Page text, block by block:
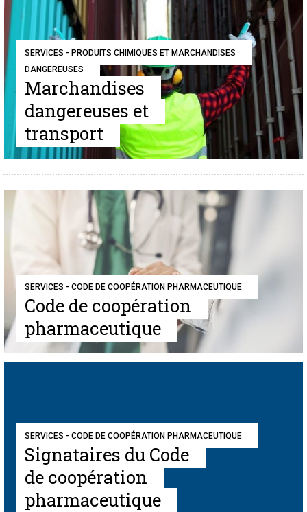
SERVICES - PRODUITS CHIMIQUES ET MARCHANDISES
DANGEREUSES
Marchandises
dangereuses et
transport
SERVICES - CODE DE COOPÉRATION PHARMACEUTIQUE
Code de coopération
pharmaceutique
SERVICES - CODE DE COOPÉRATION PHARMACEUTIQUE
Signataires du Code
de coopération
pharmaceutique